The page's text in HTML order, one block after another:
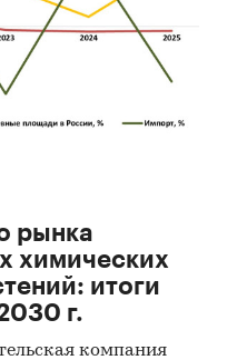
рынка
химических
итоги
г.
компания